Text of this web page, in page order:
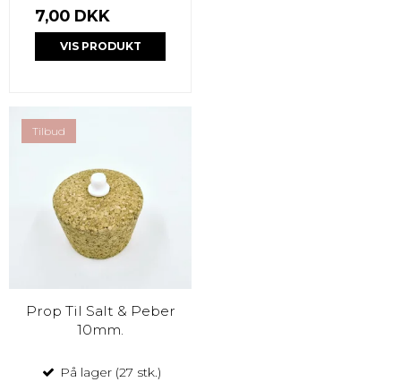
7,00 DKK
VIS PRODUKT
Tilbud
Prop Til Salt & Peber
10mm.
På lager (27 stk.)